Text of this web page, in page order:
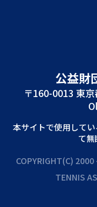
公益財
〒160-0013 東
本サイトで使⽤して
て
COPYRIGHT(C) 2000
TENNIS